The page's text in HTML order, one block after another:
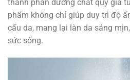
thành phần dưỡng chất quý giá
phẩm không chỉ giúp duy trì độ
cấu da, mang lại làn da sáng
sức sống.